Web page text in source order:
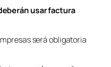
usar factura
será obligatoria